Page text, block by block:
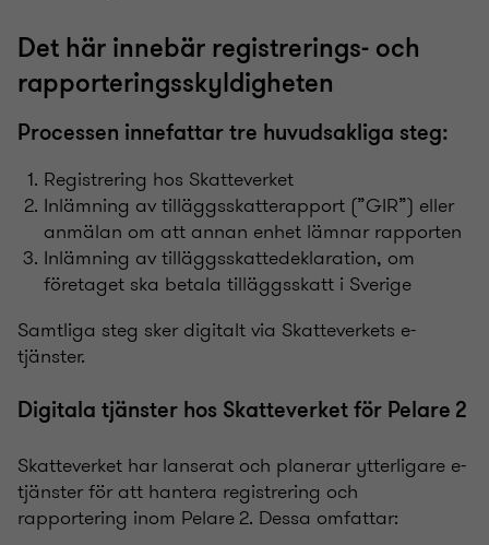
Det här innebär registrerings- och
rapporteringsskyldigheten
Processen innefattar tre huvudsakliga steg:
Registrering hos Skatteverket
Inlämning av tilläggsskatterapport (”GIR”) eller
anmälan om att annan enhet lämnar rapporten
Inlämning av tilläggsskattedeklaration, om
företaget ska betala tilläggsskatt i Sverige
Samtliga steg sker digitalt via Skatteverkets e-
tjänster.
Digitala tjänster hos Skatteverket för Pelare 2
Skatteverket har lanserat och planerar ytterligare e-
tjänster för att hantera registrering och
rapportering inom Pelare 2. Dessa omfattar: